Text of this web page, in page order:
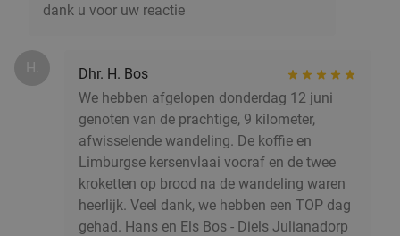
dank u voor uw reactie
H.
Dhr. H. Bos
We hebben afgelopen donderdag 12 juni
genoten van de prachtige, 9 kilometer,
afwisselende wandeling. De koffie en
Limburgse kersenvlaai vooraf en de twee
kroketten op brood na de wandeling waren
heerlijk. Veel dank, we hebben een TOP dag
gehad. Hans en Els Bos - Diels Julianadorp